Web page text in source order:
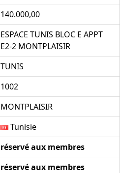
140.000,00
ESPACE TUNIS BLOC E APPT
E2-2 MONTPLAISIR
TUNIS
1002
MONTPLAISIR
Tunisie
réservé aux membres
réservé aux membres